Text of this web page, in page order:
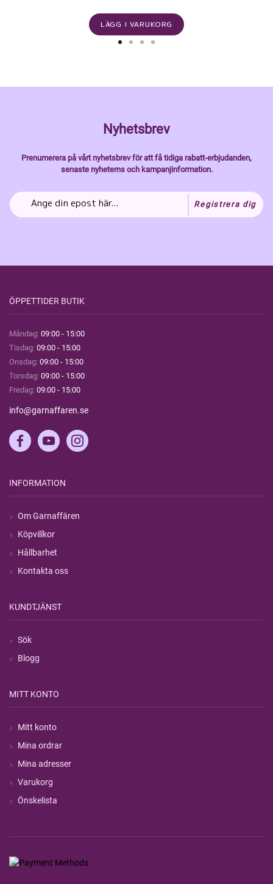
LÄGG I VARUKORG
Nyhetsbrev
Prenumerera på vårt nyhetsbrev för att få tidiga rabatt-erbjudanden,
senaste nyheterns och kampanjinformation.
Registrera dig
ÖPPETTIDER BUTIK
Måndag: 09:00 - 15:00
Tisdag: 09:00 - 15:00
Onsdag: 09:00 - 15:00
Torsdag: 09:00 - 15:00
Fredag: 09:00 - 15:00
info@garnaffaren.se
INFORMATION
Om Garnaffären
Köpvillkor
Hållbarhet
Kontakta oss
KUNDTJÄNST
Sök
Blogg
MITT KONTO
Mitt konto
Mina ordrar
Mina adresser
Varukorg
Önskelista